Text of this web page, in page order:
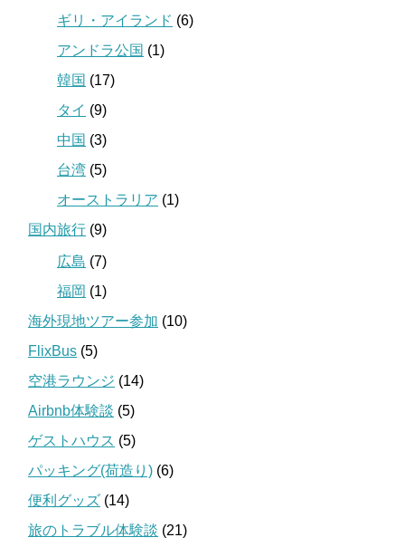
ギリ・アイランド (6)
アンドラ公国 (1)
韓国 (17)
タイ (9)
中国 (3)
台湾 (5)
オーストラリア (1)
国内旅行 (9)
広島 (7)
福岡 (1)
海外現地ツアー参加 (10)
FlixBus (5)
空港ラウンジ (14)
Airbnb体験談 (5)
ゲストハウス (5)
パッキング(荷造り) (6)
便利グッズ (14)
旅のトラブル体験談 (21)